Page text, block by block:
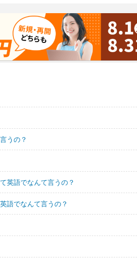
うの？
英語でなんて言うの？
語でなんて言うの？